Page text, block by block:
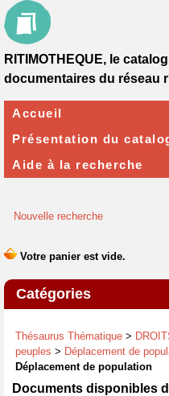
Nouvelle recherche
Catégories
Thésaurus Thématique >
peuples > Déplacement de
Déplacement de population
Documents disponibles
RITIMOTHEQUE, le
documentaires du réseau
Accueil
Présentation du
Aide à la recherche